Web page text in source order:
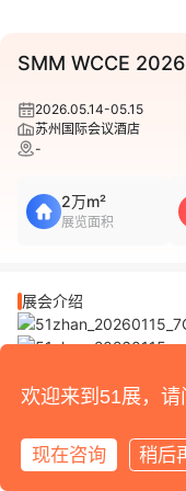
SMM WCCE
2026.05.14-05.15
苏州国际会议酒店
-
2万m²
展览面积
展会介绍
欢迎来到51展，请
现在咨询 稍后